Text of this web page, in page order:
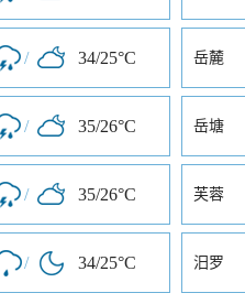
/ 34/25°C 岳麓
/ 35/26°C 岳塘
/ 35/26°C 芙蓉
/ 34/25°C 汨罗